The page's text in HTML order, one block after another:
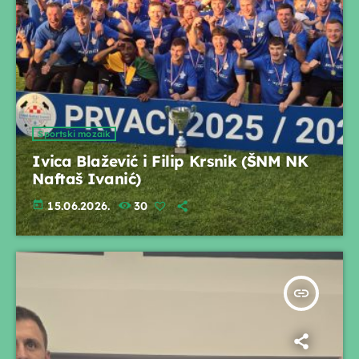
Sportski mozaik
Ivica Blažević i Filip Krsnik (ŠNM NK
Naftaš Ivanić)
today 15.06.2026. 30
insert_link